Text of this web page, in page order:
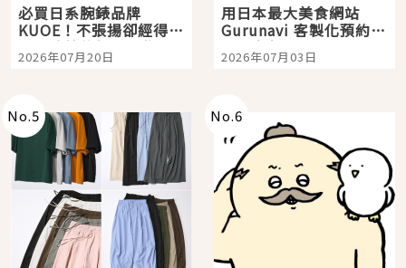
必買日系腕錶品牌
KUOE！不張揚卻經得起
時間洗鍊的經典之作五
選
2026年07月20日
用日本最大美食網站
Gurunavi 客製化預約九
大都市餐廳，打造專屬
美食體驗！
2026年07月03日
No.5 No.6